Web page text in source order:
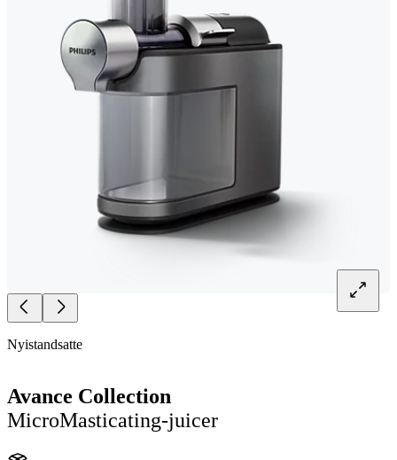
Nyistandsatte
Avance Collection
MicroMasticating-juicer